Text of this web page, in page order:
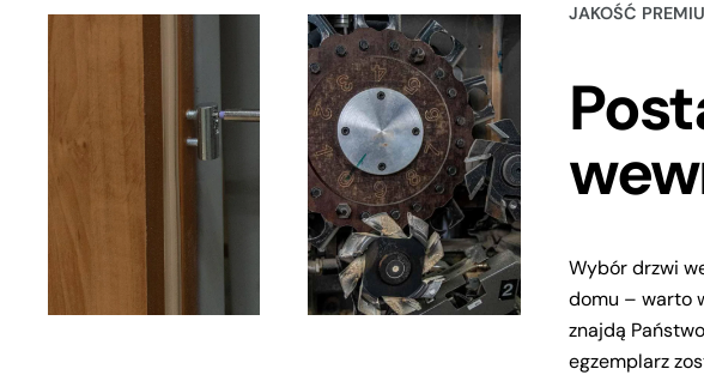
JAKOŚĆ
Wybór drzwi
domu – warto
znajdą
egzemplarz